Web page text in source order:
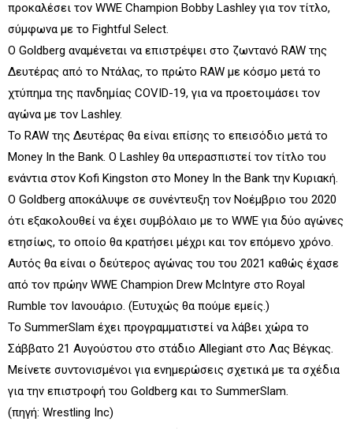
προκαλέσει τον WWE Champion Bobby Lashley για τον τίτλο,
σύμφωνα με το Fightful Select.
Ο Goldberg αναμένεται να επιστρέψει στο ζωντανό RAW της
Δευτέρας από το Ντάλας, το πρώτο RAW με κόσμο μετά το
χτύπημα της πανδημίας COVID-19, για να προετοιμάσει τον
αγώνα με τον Lashley.
Το RAW της Δευτέρας θα είναι επίσης το επεισόδιο μετά το
Money In the Bank. Ο Lashley θα υπερασπιστεί τον τίτλο του
ενάντια στον Kofi Kingston στο Money In the Bank την Κυριακή.
Ο Goldberg αποκάλυψε σε συνέντευξη τον Νοέμβριο του 2020
ότι εξακολουθεί να έχει συμβόλαιο με το WWE για δύο αγώνες
ετησίως, το οποίο θα κρατήσει μέχρι και τον επόμενο χρόνο.
Αυτός θα είναι ο δεύτερος αγώνας του του 2021 καθώς έχασε
από τον πρώην WWE Champion Drew McIntyre στο Royal
Rumble τον Ιανουάριο. (Ευτυχώς θα πούμε εμείς.)
Το SummerSlam έχει προγραμματιστεί να λάβει χώρα το
Σάββατο 21 Αυγούστου στο στάδιο Allegiant στο Λας Βέγκας.
Μείνετε συντονισμένοι για ενημερώσεις σχετικά με τα σχέδια
για την επιστροφή του Goldberg και το SummerSlam.
(πηγή: Wrestling Inc)